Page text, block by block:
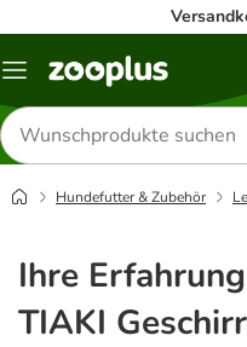
Menü
Produkte
suchen
Hundefutter & Zubehör
Ihre
TIAKI